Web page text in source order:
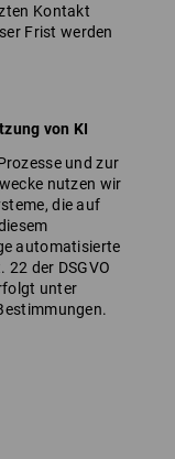
Kontakt
Frist werden
von KI
und zur
nutzen wir
die auf
automatisierte
der DSGVO
unter